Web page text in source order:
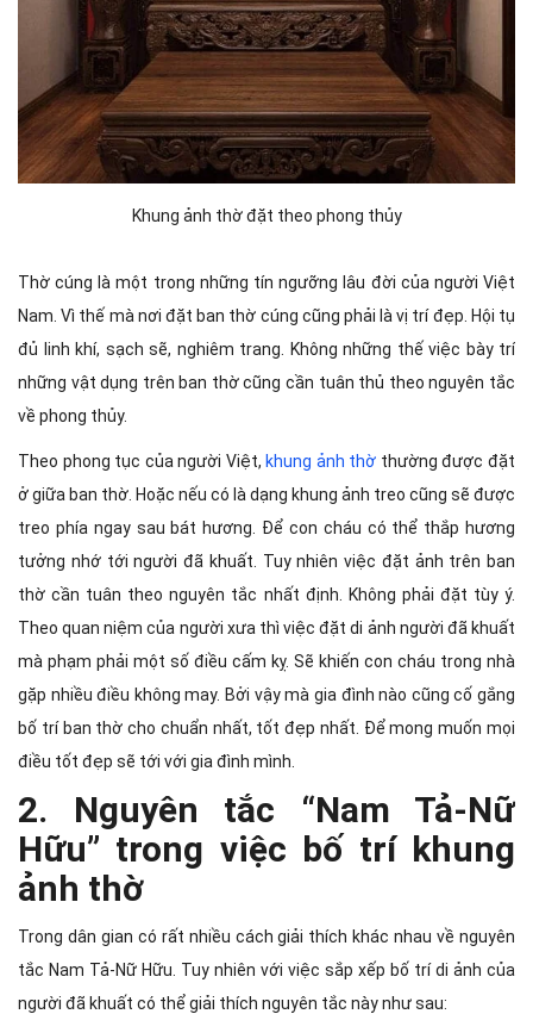
Khung ảnh thờ đặt theo phong thủy
Thờ cúng là một trong những tín ngưỡng lâu đời của người Việt
Nam. Vì thế mà nơi đặt ban thờ cúng cũng phải là vị trí đẹp. Hội tụ
đủ linh khí, sạch sẽ, nghiêm trang. Không những thế việc bày trí
những vật dụng trên ban thờ cũng cần tuân thủ theo nguyên tắc
về phong thủy.
Theo phong tục của người Việt, khung ảnh thờ thường được đặt
ở giữa ban thờ. Hoặc nếu có là dạng khung ảnh treo cũng sẽ được
treo phía ngay sau bát hương. Để con cháu có thể thắp hương
tưởng nhớ tới người đã khuất. Tuy nhiên việc đặt ảnh trên ban
thờ cần tuân theo nguyên tắc nhất định. Không phải đặt tùy ý.
Theo quan niệm của người xưa thì việc đặt di ảnh người đã khuất
mà phạm phải một số điều cấm kỵ. Sẽ khiến con cháu trong nhà
gặp nhiều điều không may. Bởi vậy mà gia đình nào cũng cố gắng
bố trí ban thờ cho chuẩn nhất, tốt đẹp nhất. Để mong muốn mọi
điều tốt đẹp sẽ tới với gia đình mình.
2. Nguyên tắc “Nam Tả-Nữ
Hữu” trong việc bố trí khung
ảnh thờ
Trong dân gian có rất nhiều cách giải thích khác nhau về nguyên
tắc Nam Tả-Nữ Hữu. Tuy nhiên với việc sắp xếp bố trí di ảnh của
người đã khuất có thể giải thích nguyên tắc này như sau: